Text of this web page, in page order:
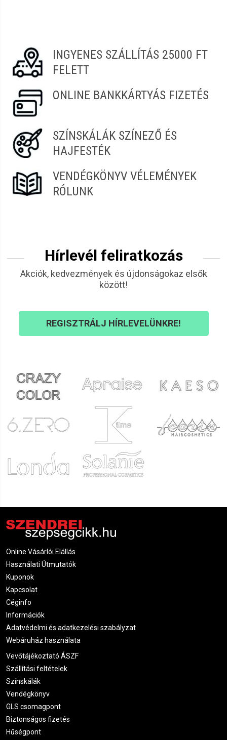
Mária 2021.12.21. 16:22
Evelin 2021.12.06. 10:27
INGYENES SZÁLLÍTÁS 25000 FT
FELETT
ONLINE BANKKÁRTYÁS FIZETÉS
SZÍNSKÁLÁK SZÍNEZŐ ÉS
HAJFESTÉK
VENDÉGKÖNYV VÉLEMÉNYEK
RÓLUNK
Hírlevél feliratkozás
Akciók, kedvezmények és újdonságokaz elsők
között!
REGISZTRÁLJ HÍRLEVELÜNKRE!
Online Vásárlói Elállás
Használati Útmutatók
Kuponok
Kapcsolat
Céginfo
Információk
Adatvédelmi és adatkezelési szabályzat
Webáruház használata
Vevőtájékoztató ÁSZF
Szállítási feltételek
Színskálák
Vendégkönyv
GLS csomagpont
Biztonságos fizetés
Hűségpont